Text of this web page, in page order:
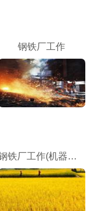
钢铁厂工作
钢铁厂工作(机器滚轧)